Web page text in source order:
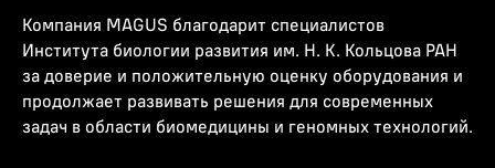
Компания MAGUS благодарит специалистов
Института биологии развития им. Н. К. Кольцова РАН
за доверие и положительную оценку оборудования и
продолжает развивать решения для современных
задач в области биомедицины и геномных технологий.